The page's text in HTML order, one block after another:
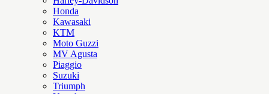
Honda
Kawasaki
KTM
Moto Guzzi
MV Agusta
Piaggio
Suzuki
Triumph